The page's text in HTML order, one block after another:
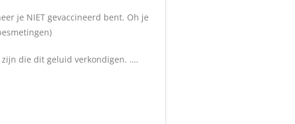
je NIET gevaccineerd bent. Oh je
zijn die dit geluid verkondigen. ….